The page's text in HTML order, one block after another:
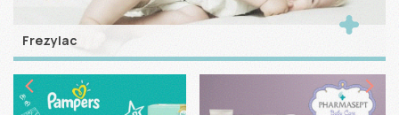
Frezylac